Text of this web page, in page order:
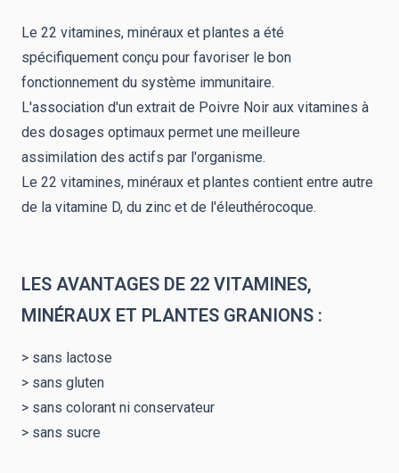
Le 22 vitamines, minéraux et plantes a été
spécifiquement conçu pour favoriser le bon
fonctionnement du système immunitaire.
L'association d'un extrait de Poivre Noir aux vitamines à
des dosages optimaux permet une meilleure
assimilation des actifs par l'organisme.
Le 22 vitamines, minéraux et plantes contient entre autre
de la vitamine D, du zinc et de l'éleuthérocoque.
LES AVANTAGES DE 22 VITAMINES,
MINÉRAUX ET PLANTES GRANIONS :
> sans lactose
> sans gluten
> sans colorant ni conservateur
> sans sucre